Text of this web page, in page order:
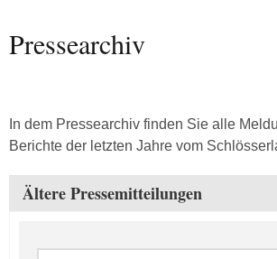
Pressearchiv
In dem Pressearchiv finden Sie alle
Berichte der letzten Jahre vom
Ältere Pressemitteilungen